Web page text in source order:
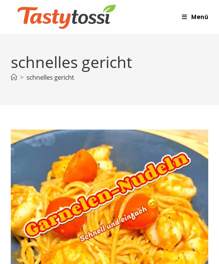
Menü
schnelles gericht
> schnelles gericht